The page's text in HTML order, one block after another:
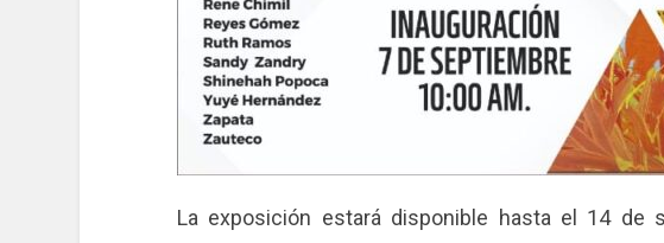
La exposición estará disponible hasta el 14 de